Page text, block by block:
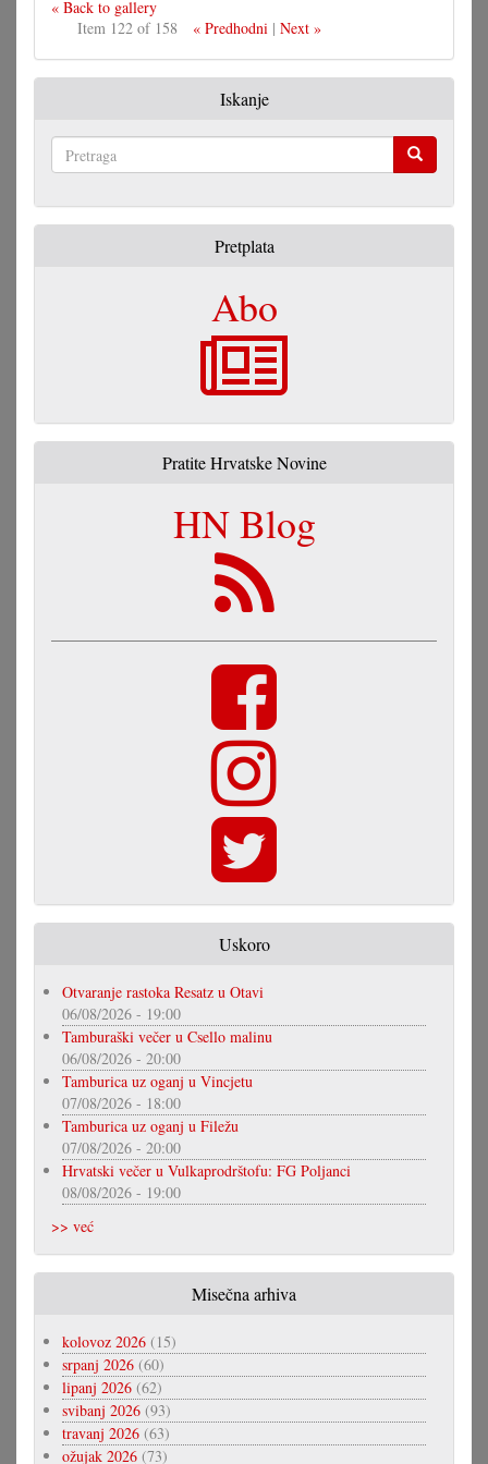
« Back to gallery
Item 122 of 158
« Predhodni| Next »
Iskanje
Pretplata
Abo
Pratite Hrvatske Novine
HN Blog
Uskoro
Otvaranje rastoka Resatz u Otavi
06/08/2026 - 19:00
Tamburaški večer u Csello malinu
06/08/2026 - 20:00
Tamburica uz oganj u Vincjetu
07/08/2026 - 18:00
Tamburica uz oganj u Filežu
07/08/2026 - 20:00
Hrvatski večer u Vulkaprodrštofu: FG Poljanci
08/08/2026 - 19:00
>> već
Misečna arhiva
kolovoz 2026 (15)
srpanj 2026 (60)
lipanj 2026 (62)
svibanj 2026 (93)
travanj 2026 (63)
ožujak 2026 (73)